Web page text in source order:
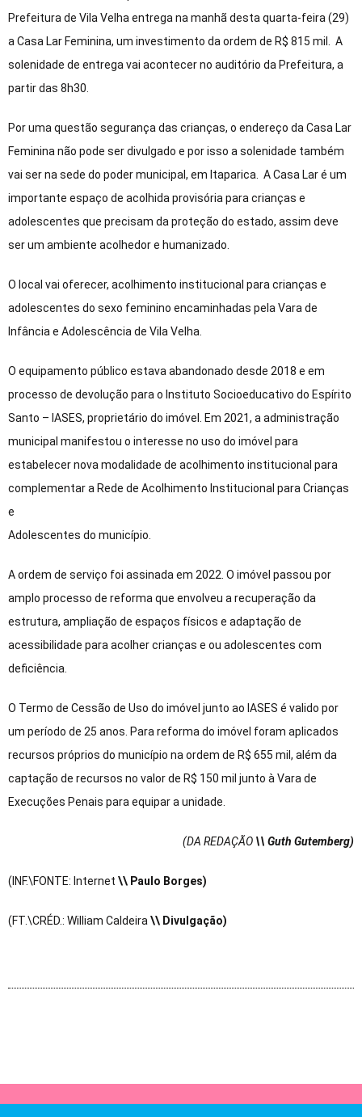
Prefeitura de Vila Velha entrega na manhã desta quarta-feira (29)
a Casa Lar Feminina, um investimento da ordem de R$ 815 mil. A
solenidade de entrega vai acontecer no auditório da Prefeitura, a
partir das 8h30.
Por uma questão segurança das crianças, o endereço da Casa Lar
Feminina não pode ser divulgado e por isso a solenidade também
vai ser na sede do poder municipal, em Itaparica. A Casa Lar é um
importante espaço de acolhida provisória para crianças e
adolescentes que precisam da proteção do estado, assim deve
ser um ambiente acolhedor e humanizado.
O local vai oferecer, acolhimento institucional para crianças e
adolescentes do sexo feminino encaminhadas pela Vara de
Infância e Adolescência de Vila Velha.
O equipamento público estava abandonado desde 2018 e em
processo de devolução para o Instituto Socioeducativo do Espírito
Santo – IASES, proprietário do imóvel. Em 2021, a administração
municipal manifestou o interesse no uso do imóvel para
estabelecer nova modalidade de acolhimento institucional para
complementar a Rede de Acolhimento Institucional para Crianças
e
Adolescentes do município.
A ordem de serviço foi assinada em 2022. O imóvel passou por
amplo processo de reforma que envolveu a recuperação da
estrutura, ampliação de espaços físicos e adaptação de
acessibilidade para acolher crianças e ou adolescentes com
deficiência.
O Termo de Cessão de Uso do imóvel junto ao IASES é valido por
um período de 25 anos. Para reforma do imóvel foram aplicados
recursos próprios do município na ordem de R$ 655 mil, além da
captação de recursos no valor de R$ 150 mil junto à Vara de
Execuções Penais para equipar a unidade.
(DA REDAÇÃO \\ Guth Gutemberg)
(INF.\FONTE: Internet \\ Paulo Borges)
(FT.\CRÉD.: William Caldeira \\ Divulgação)